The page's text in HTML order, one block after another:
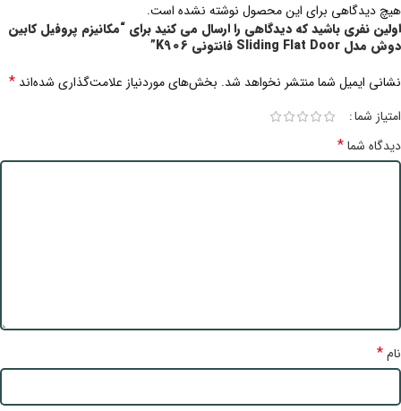
هیچ دیدگاهی برای این محصول نوشته نشده است.
اولین نفری باشید که دیدگاهی را ارسال می کنید برای “مکانیزم پروفیل کابین
دوش مدل Sliding Flat Door فانتونی K906”
نشانی ایمیل شما منتشر نخواهد شد. بخش‌های موردنیاز علامت‌گذاری شده‌اند *
امتیاز شما
دیدگاه شما*
نام*